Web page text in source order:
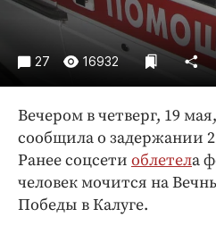
Блоги
Издания
Медиаперсона
Интересное чтиво
Клиника года
Бренд года
Работодатель года
27 16932
Вечером в четверг, 19
сообщила о задержании
Ранее соцсети облетела
человек мочится на
Победы в Калуге.